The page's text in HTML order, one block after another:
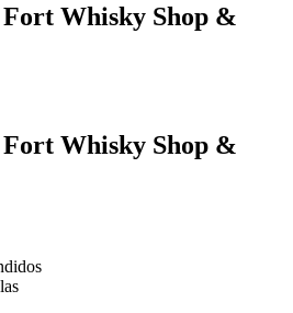
Whisky Shop &
Whisky Shop &